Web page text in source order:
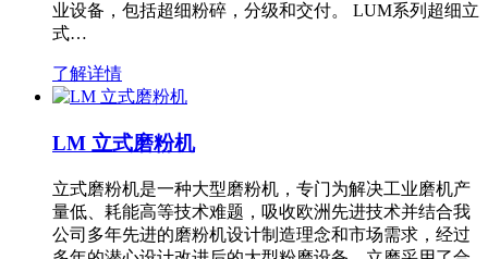
业设备，包括超细粉碎，分级和交付。 LUM系列超细立
式…
了解详情
LM 立式磨粉机
立式磨粉机是一种大型磨粉机，专门为解决工业磨机产
量低、耗能高等技术难题，吸收欧洲先进技术并结合我
公司多年先进的磨粉机设计制造理念和市场需求，经过